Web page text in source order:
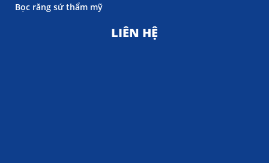
Bọc răng sứ thẩm mỹ
LIÊN HỆ